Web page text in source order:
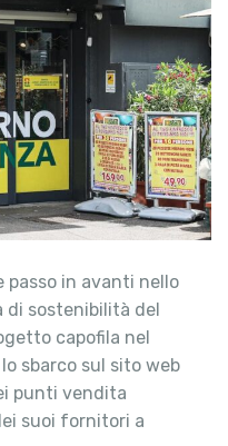
in avanti nello
di sostenibilità del
capofila nel
sbarco sul sito web
punti vendita
suoi fornitori a